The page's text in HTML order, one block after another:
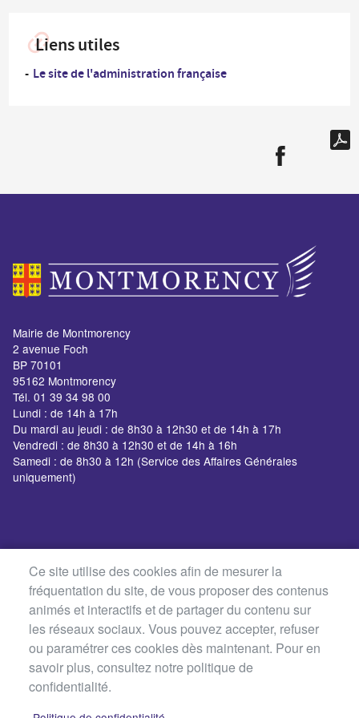
Liens utiles
Le site de l'administration française
Mairie de Montmorency
2 avenue Foch
BP 70101
95162 Montmorency
Tél. 01 39 34 98 00
Lundi : de 14h à 17h
Du mardi au jeudi : de 8h30 à 12h30 et de 14h à 17h
Vendredi : de 8h30 à 12h30 et de 14h à 16h
Samedi : de 8h30 à 12h (Service des Affaires Générales
uniquement)
Ce site utilise des cookies afin de mesurer la
fréquentation du site, de vous proposer des contenus
animés et interactifs et de partager du contenu sur
les réseaux sociaux. Vous pouvez accepter, refuser
ou paramétrer ces cookies dès maintenant. Pour en
savoir plus, consultez notre politique de
confidentialité.